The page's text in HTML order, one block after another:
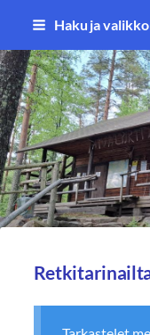
Siirry
sisältöön
Haku ja valikko